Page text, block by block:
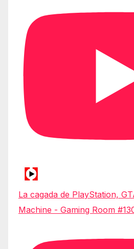
La cagada de PlayStation,
Machine - Gaming Room